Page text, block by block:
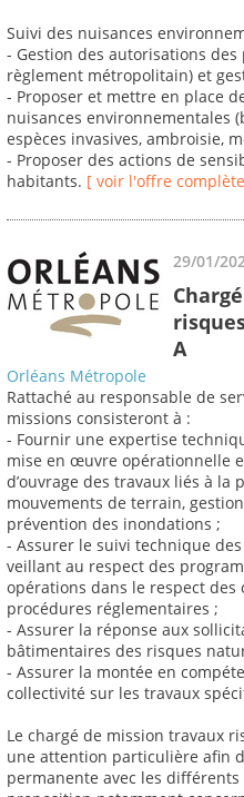
Suivi des nuisances
- Gestion des autorisations
règlement métropolitain) et
- Proposer et mettre en place
nuisances environnementales
espèces invasives, ambroisie,
- Proposer des actions de
habitants. [ voir l'offre
29/01/
A
Orléans Métropole
Rattaché au responsable de
missions consisteront à :
- Fournir une expertise
mise en œuvre opérationnelle
d’ouvrage des travaux liés à la
mouvements de terrain,
prévention des inondations ;
- Assurer le suivi technique
veillant au respect des
opérations dans le respect des
procédures réglementaires ;
- Assurer la réponse aux
bâtimentaires des risques
- Assurer la montée en
collectivité sur les travaux
Le chargé de mission travaux
une attention particulière afin
permanente avec les